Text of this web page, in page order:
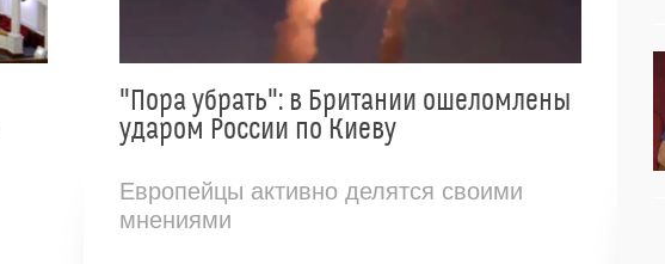
"Пора убрать": в Британии ошеломлены
ударом России по Киеву
Европейцы активно делятся своими
мнениями